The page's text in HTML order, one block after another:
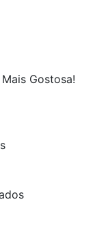
Gostosa!